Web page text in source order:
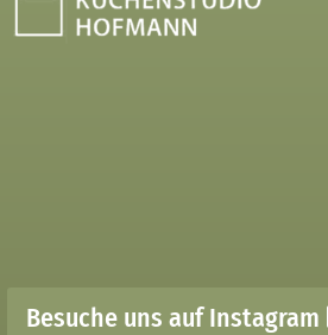
Besuche uns auf Instagram